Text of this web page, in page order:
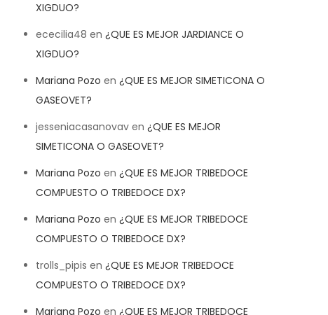
XIGDUO?
ececilia48 en ¿QUE ES MEJOR JARDIANCE O
XIGDUO?
Mariana Pozo en ¿QUE ES MEJOR SIMETICONA O
GASEOVET?
jesseniacasanovav en ¿QUE ES MEJOR
SIMETICONA O GASEOVET?
Mariana Pozo en ¿QUE ES MEJOR TRIBEDOCE
COMPUESTO O TRIBEDOCE DX?
Mariana Pozo en ¿QUE ES MEJOR TRIBEDOCE
COMPUESTO O TRIBEDOCE DX?
trolls_pipis en ¿QUE ES MEJOR TRIBEDOCE
COMPUESTO O TRIBEDOCE DX?
Mariana Pozo en ¿QUE ES MEJOR TRIBEDOCE